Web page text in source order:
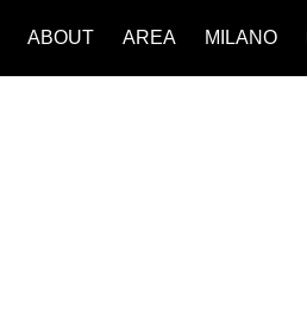
ABOUT AREA MILANO